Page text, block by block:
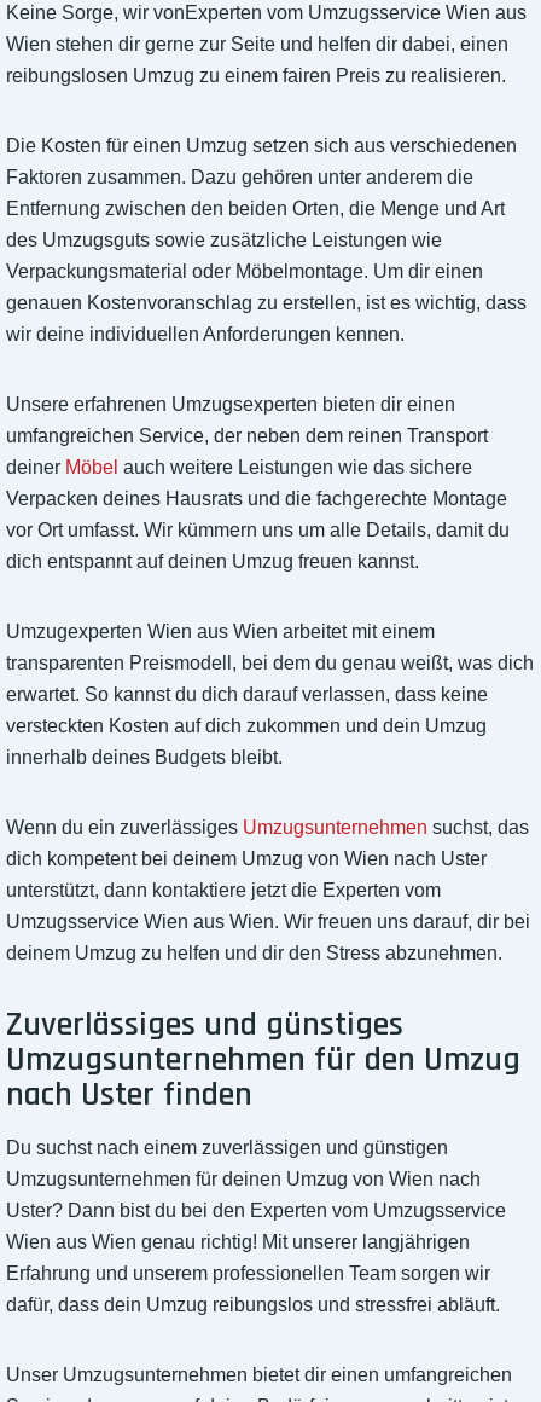
Keine Sorge, wir vonExperten vom Umzugsservice Wien aus
Wien stehen dir gerne zur Seite und helfen dir dabei, einen
reibungslosen Umzug zu einem fairen Preis zu realisieren.
Die Kosten für einen Umzug setzen sich aus verschiedenen
Faktoren zusammen. Dazu gehören unter anderem die
Entfernung zwischen den beiden Orten, die Menge und Art
des Umzugsguts sowie zusätzliche Leistungen wie
Verpackungsmaterial oder Möbelmontage. Um dir einen
genauen Kostenvoranschlag zu erstellen, ist es wichtig, dass
wir deine individuellen Anforderungen kennen.
Unsere erfahrenen Umzugsexperten bieten dir einen
umfangreichen Service, der neben dem reinen Transport
deiner Möbel auch weitere Leistungen wie das sichere
Verpacken deines Hausrats und die fachgerechte Montage
vor Ort umfasst. Wir kümmern uns um alle Details, damit du
dich entspannt auf deinen Umzug freuen kannst.
Umzugexperten Wien aus Wien arbeitet mit einem
transparenten Preismodell, bei dem du genau weißt, was dich
erwartet. So kannst du dich darauf verlassen, dass keine
versteckten Kosten auf dich zukommen und dein Umzug
innerhalb deines Budgets bleibt.
Wenn du ein zuverlässiges Umzugsunternehmen suchst, das
dich kompetent bei deinem Umzug von Wien nach Uster
unterstützt, dann kontaktiere jetzt die Experten vom
Umzugsservice Wien aus Wien. Wir freuen uns darauf, dir bei
deinem Umzug zu helfen und dir den Stress abzunehmen.
Zuverlässiges und günstiges
Umzugsunternehmen für den Umzug
nach Uster finden
Du suchst nach einem zuverlässigen und günstigen
Umzugsunternehmen für deinen Umzug von Wien nach
Uster? Dann bist du bei den Experten vom Umzugsservice
Wien aus Wien genau richtig! Mit unserer langjährigen
Erfahrung und unserem professionellen Team sorgen wir
dafür, dass dein Umzug reibungslos und stressfrei abläuft.
Unser Umzugsunternehmen bietet dir einen umfangreichen